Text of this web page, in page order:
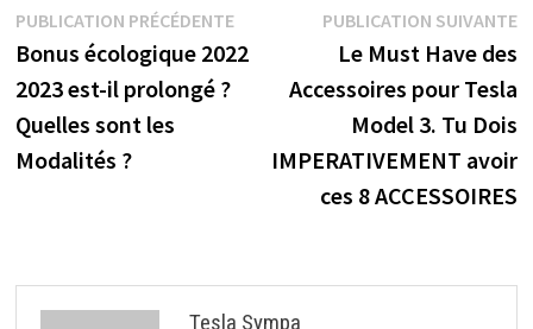
Navigation
de
l’article
PUBLICATION PRÉCÉDENTEPublication
précédente :
Bonus écologique 2022
2023 est-il prolongé ?
Quelles sont les
Modalités ?
PUBLICATION SUIVANTE
Le Must Have des
Accessoires pour Tesla
Model 3. Tu Dois
IMPERATIVEMENT avoir
ces 8 ACCESSOIRES
Tesla Sympa